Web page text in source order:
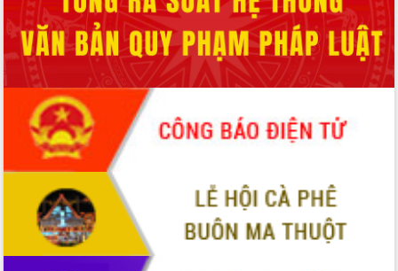
món ăn từ sầu riêng
Đắk Lắk công bố Quy hoạch và xúc
tiến đầu tư tỉnh
Ngành cá ngừ Đắk Lắk chủ động thích
ứng để giữ vững thị trường xuất khẩu
Diễn đàn Kinh tế tư nhân Việt Nam đột
phá cơ chế - Hợp tác công tư
Đề án 06 tạo bước ngoặt đột phá trong
cải cách hành chính tỉnh Đắk Lắk
Kết nối tour, đẩy mạnh chuyển đổi số
để phát triển du lịch Đắk Lắk
Khởi động Dự án Đầu tư xây dựng hạ
tầng kỹ thuật Cụm công nghiệp Tân
Tiến